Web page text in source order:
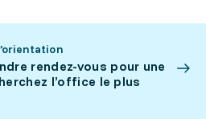
rendez-vous pour une
l’office le plus